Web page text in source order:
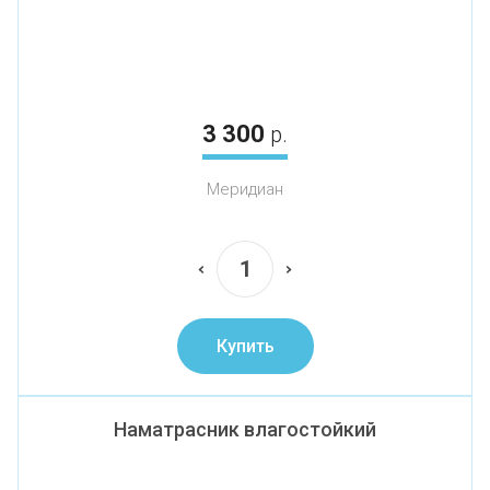
3 300 р.
Меридиан
Купить
Наматрасник влагостойкий